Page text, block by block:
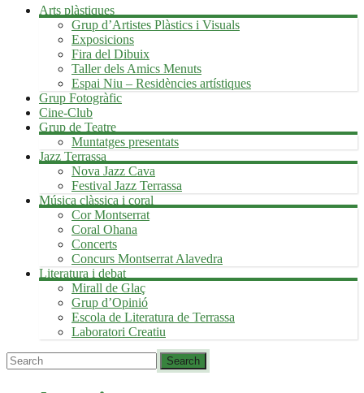
Arts plàstiques
Grup d’Artistes Plàstics i Visuals
Exposicions
Fira del Dibuix
Taller dels Amics Menuts
Espai Niu – Residències artístiques
Grup Fotogràfic
Cine-Club
Grup de Teatre
Muntatges presentats
Jazz Terrassa
Nova Jazz Cava
Festival Jazz Terrassa
Música clàssica i coral
Cor Montserrat
Coral Ohana
Concerts
Concurs Montserrat Alavedra
Literatura i debat
Mirall de Glaç
Grup d’Opinió
Escola de Literatura de Terrassa
Laboratori Creatiu